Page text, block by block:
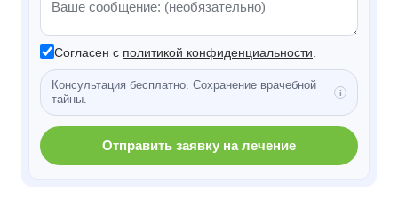
Согласен с политикой конфиденциальности
Консультация бесплатно. Сохранение врачебной
тайны.
Отправить заявку на лечение